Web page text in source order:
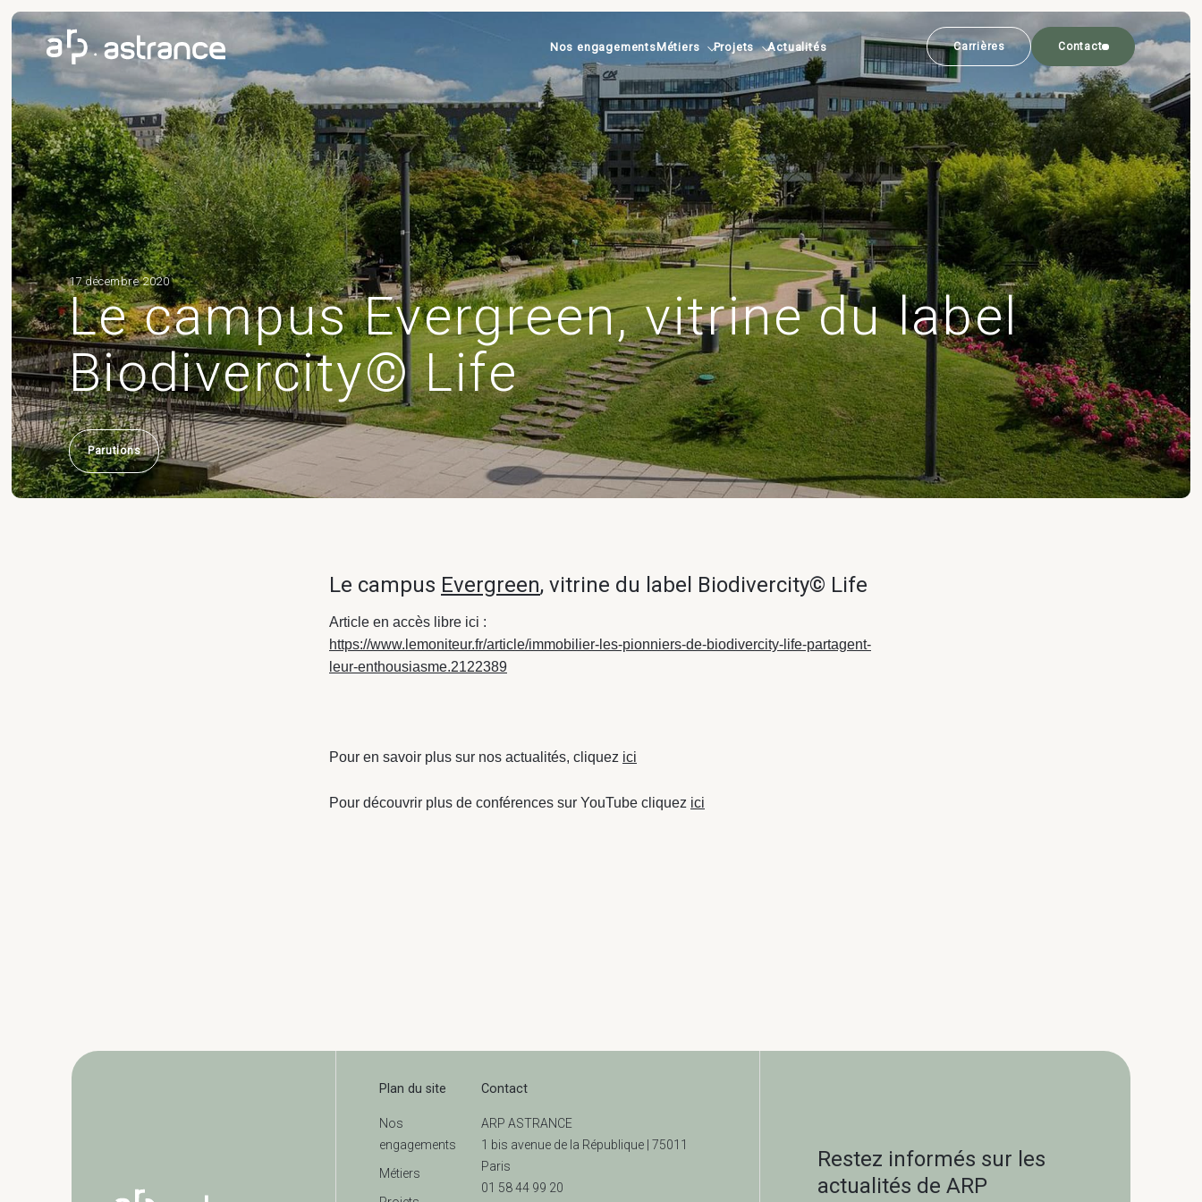
Nos engagements Métiers Projets Actualités Carrières Contact
17 décembre 2020
Le campus Evergreen, vitrine du label
Biodivercity© Life
Parutions
Le campus Evergreen, vitrine du label Biodivercity© Life
Article en accès libre ici :
https://www.lemoniteur.fr/article/immobilier-les-pionniers-de-biodivercity-life-partagent-
leur-enthousiasme.2122389
Pour en savoir plus sur nos actualités, cliquez ici
Pour découvrir plus de conférences sur YouTube cliquez ici
Plan du site
Nos
engagements
Métiers
Contact
ARP ASTRANCE
1 bis avenue de la République | 75011
Paris
01 58 44 99 20
Restez informés sur les
actualités de ARP